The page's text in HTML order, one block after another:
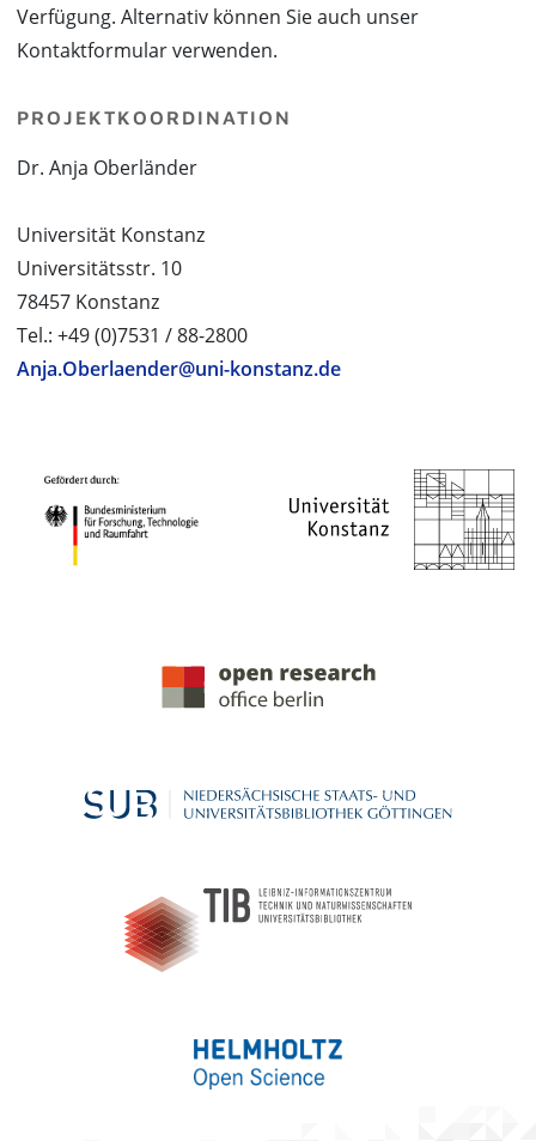
Verfügung. Alternativ können Sie auch unser
Kontaktformular verwenden.
PROJEKTKOORDINATION
Dr. Anja Oberländer
Universität Konstanz
Universitätsstr. 10
78457 Konstanz
Tel.: +49 (0)7531 / 88-2800
Anja.Oberlaender@uni-konstanz.de